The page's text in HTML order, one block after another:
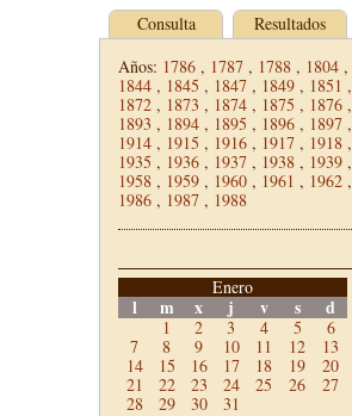
Consulta Resultados
Años: 1786 , 1787 , 1788 , 1804 ,
1844 , 1845 , 1847 , 1849 , 1851 ,
1872 , 1873 , 1874 , 1875 , 1876 ,
1893 , 1894 , 1895 , 1896 , 1897 ,
1914 , 1915 , 1916 , 1917 , 1918 ,
1935 , 1936 , 1937 , 1938 , 1939 ,
1958 , 1959 , 1960 , 1961 , 1962 ,
1986 , 1987 , 1988
Enero
l m x j v s d
1 2 3 4 5
6
7
8 9 10 11 12
13
14
15 16 17 18 19
20
21
22 23 24 25 26
27
28
29 30 31